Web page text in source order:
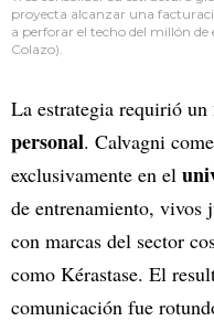
proyecta alcanzar una
a perforar el techo del millón
Colazo).
La estrategia requirió un
personal. Calvagni
exclusivamente en el
de entrenamiento, vivos
con marcas del sector
como Kérastase. El
comunicación fue